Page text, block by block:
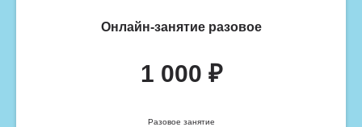
Онлайн-занятие разовое
1 000 ₽
Разовое занятие